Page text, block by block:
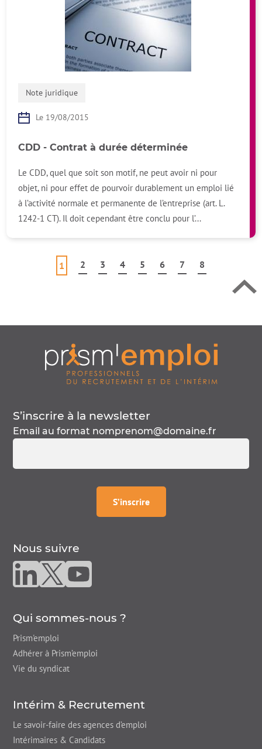
Note juridique
Le 19/08/2015
CDD - Contrat à durée déterminée
Le CDD, quel que soit son motif, ne peut avoir ni pour
objet, ni pour effet de pourvoir durablement un emploi lié
à l’activité normale et permanente de l’entreprise (art. L.
1242-1 CT). Il doit cependant être conclu pour l’...
1 2 3 4 5 6 7 8
S’inscrire à la newsletter
Email au format nomprenom@domaine.fr
S’inscrire
à lanewsletter
Nous suivre
Nous suivre sur linkedin
Nous suivre sur twitter
Nous suivre sur youtube
Qui sommes-nous ?
Prism'emploi
Adhérer à Prism’emploi
Vie du syndicat
Intérim & Recrutement
Le savoir-faire des agences d’emploi
Intérimaires & Candidats